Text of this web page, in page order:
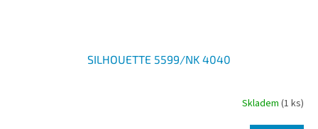
SILHOUETTE 5599/NK 4040
Skladem (1 ks)